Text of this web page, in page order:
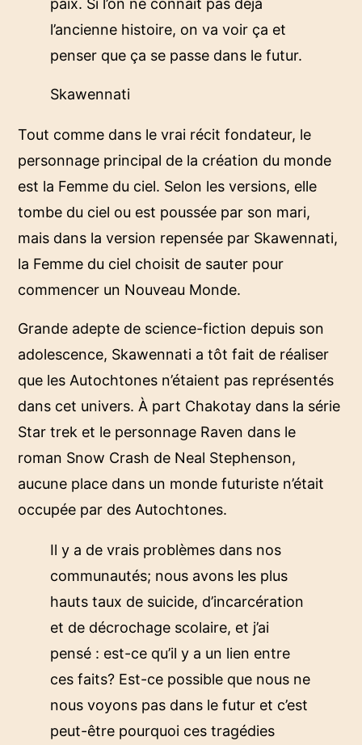
paix. Si l’on ne connait pas déjà
l’ancienne histoire, on va voir ça et
penser que ça se passe dans le futur.
Skawennati
Tout comme dans le vrai récit fondateur, le
personnage principal de la création du monde
est la Femme du ciel. Selon les versions, elle
tombe du ciel ou est poussée par son mari,
mais dans la version repensée par Skawennati,
la Femme du ciel choisit de sauter pour
commencer un Nouveau Monde.
Grande adepte de science-fiction depuis son
adolescence, Skawennati a tôt fait de réaliser
que les Autochtones n’étaient pas représentés
dans cet univers. À part Chakotay dans la série
Star trek et le personnage Raven dans le
roman Snow Crash de Neal Stephenson,
aucune place dans un monde futuriste n’était
occupée par des Autochtones.
Il y a de vrais problèmes dans nos
communautés; nous avons les plus
hauts taux de suicide, d’incarcération
et de décrochage scolaire, et j’ai
pensé : est-ce qu’il y a un lien entre
ces faits? Est-ce possible que nous ne
nous voyons pas dans le futur et c’est
peut-être pourquoi ces tragédies